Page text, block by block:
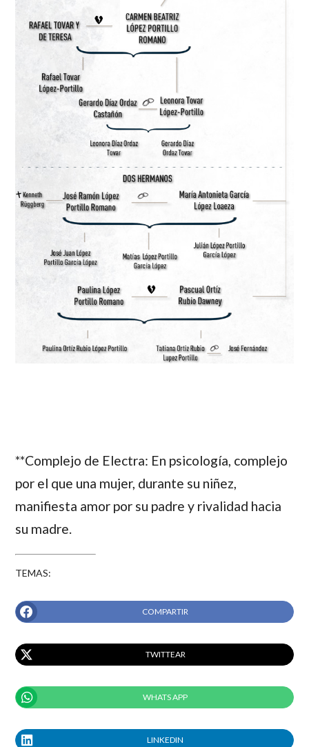
**Complejo de Electra: En psicología, complejo
por el que una mujer, durante su niñez,
manifiesta amor por su padre y rivalidad hacia
su madre.
TEMAS:
COMPARTIR
TWITTEAR
WHATS APP
LINKEDIN